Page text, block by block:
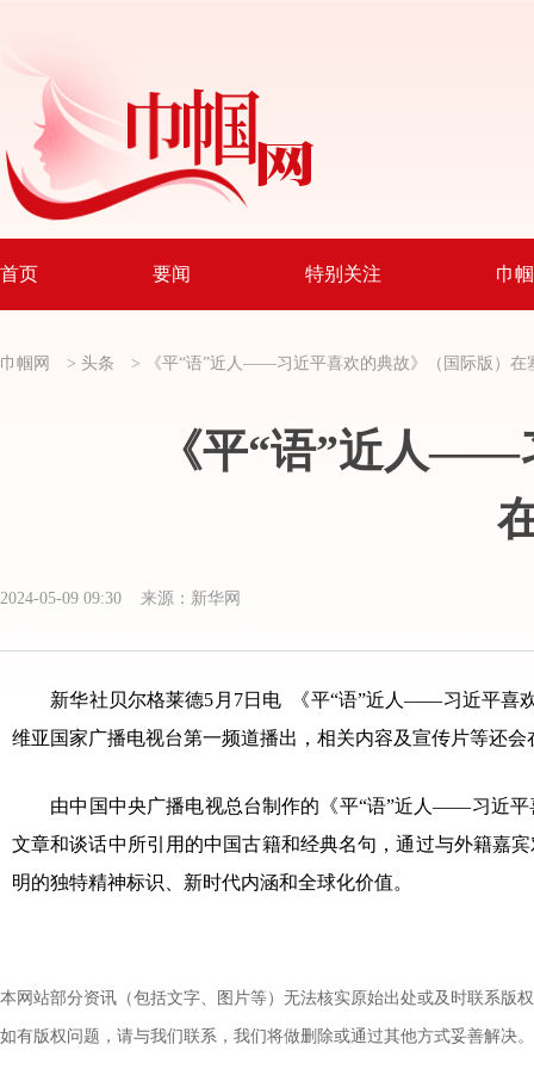
首页 要闻 特别关注 巾
巾帼网 > 头条 > 《平“语”近人——习近平喜欢的典故》（国际版） 在
《平“语”近人——
2024-05-09 09:30 来源：新华网
新华社贝尔格莱德5月7日电 《平“语”近人——习近平喜欢
维亚国家广播电视台第一频道播出，相关内容及宣传片等还
由中国中央广播电视总台制作的《平“语”近人——习近平
文章和谈话中所引用的中国古籍和经典名句，通过与外籍嘉
明的独特精神标识、新时代内涵和全球化价值。
本网站部分资讯（包括文字、图片等）无法核实原始出处或及时联系版
如有版权问题，请与我们联系，我们将做删除或通过其他方式妥善解决。